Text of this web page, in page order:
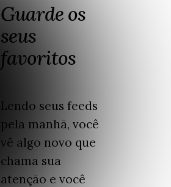
Guarde os
seus
favoritos
Lendo seus feeds
pela manhã, você
vê algo novo que
chama sua
atenção e você